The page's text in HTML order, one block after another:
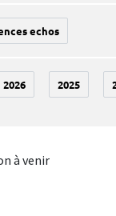
echos
2026 2025
à venir